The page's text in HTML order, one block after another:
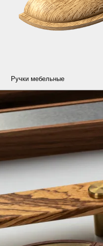
Ручки мебельные